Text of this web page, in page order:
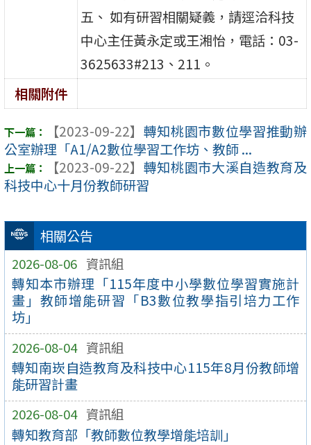
相關公告
2026-08-06 資訊組
轉知本市辦理「115年度中小學數位學習實施計
畫」教師增能研習「B3數位教學指引培力工作
坊」
2026-08-04 資訊組
轉知南崁自造教育及科技中心115年8月份教師增
能研習計畫
2026-08-04 資訊組
轉知教育部「教師數位教學增能培訓」
五、 如有研習相關疑義，請逕洽科技
中心主任黃永定或王湘怡，電話：03-
3625633#213、211。
相關附件
【2023-09-22】 轉知桃園市數位學習推動辦
公室辦理「A1/A2數位學習工作坊、教師 ...
【2023-09-22】 轉知桃園市大溪自造教育及
科技中心十月份教師研習